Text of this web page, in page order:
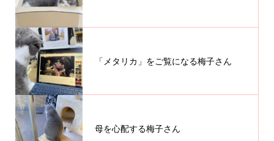
「メタリカ」をご覧になる梅子さん
母を心配する梅子さん